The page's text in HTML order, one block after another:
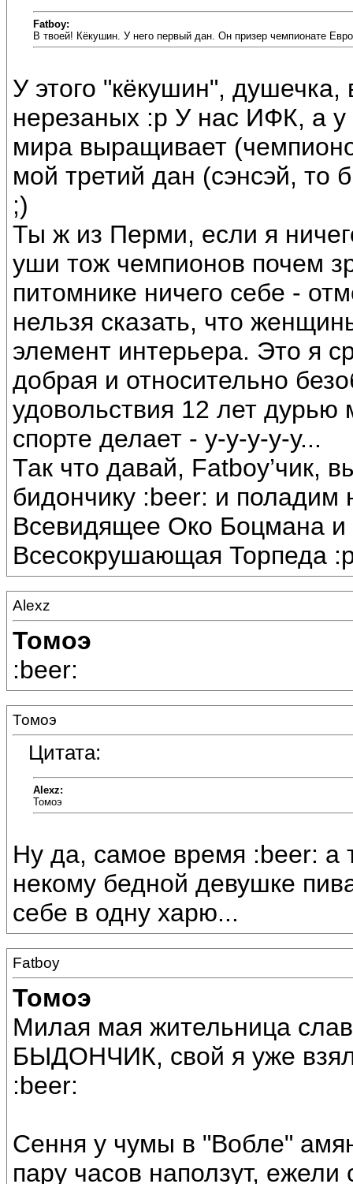
Fatboy:
В твоей! Кёкушин. У него первый дан. Он призер чемпионате
У этого "кёкушин", душечка,
нерезаных :p У нас ИФК, а
мира выращивает
мой третий дан (сэнсэй, то
;)
Ты ж из Перми, если я
уши тож чемпионов почем
питомнике ничего себе -
нельзя сказать, что
элемент интерьера. Это я
добрая и относительно
удовольствия 12 лет дурью
спорте делает - у-у-у-у-у...
Так что давай, Fatboy’чик,
бидончику :beer: и поладим
Всевидящее Око Боцмана и
Всесокрушающая Торпеда
Alexz
Томоэ
:beer:
Томоэ
Цитата:
Alexz:
Томоэ
Ну да, самое время :beer: а
некому бедной девушке
себе в одну харю...
Fatboy
Томоэ
Милая мая жительница
БЫДОНЧИК, свой я уже
:beer:
Сення у чумы в "Вобле"
пару часов наползут,